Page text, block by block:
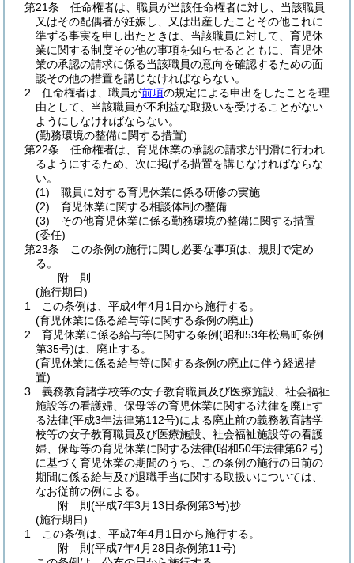
第21条
任命権者は、職員が当該任命権者に対し、当該職員
又はその配偶者が妊娠し、又は出産したことその他これに
準ずる事実を申し出たときは、当該職員に対して、育児休
業に関する制度その他の事項を知らせるとともに、育児休
業の承認の請求に係る当該職員の意向を確認するための面
談その他の措置を講じなければならない。
2
任命権者は、職員が前項の規定による申出をしたことを理
由として、当該職員が不利益な取扱いを受けることがない
ようにしなければならない。
(勤務環境の整備に関する措置)
第22条
任命権者は、育児休業の承認の請求が円滑に行われ
るようにするため、次に掲げる措置を講じなければならな
い。
(1)
職員に対する育児休業に係る研修の実施
(2)
育児休業に関する相談体制の整備
(3)
その他育児休業に係る勤務環境の整備に関する措置
(委任)
第23条
この条例の施行に関し必要な事項は、規則で定め
る。
附 則
(施行期日)
1
この条例は、平成4年4月1日から施行する。
(育児休業に係る給与等に関する条例の廃止)
2
育児休業に係る給与等に関する条例(昭和53年松島町条例
第35号)は、廃止する。
(育児休業に係る給与等に関する条例の廃止に伴う経過措
置)
3
義務教育諸学校等の女子教育職員及び医療施設、社会福祉
施設等の看護婦、保母等の育児休業に関する法律を廃止す
る法律(平成3年法律第112号)による廃止前の義務教育諸学
校等の女子教育職員及び医療施設、社会福祉施設等の看護
婦、保母等の育児休業に関する法律(昭和50年法律第62号)
に基づく育児休業の期間のうち、この条例の施行の日前の
期間に係る給与及び退職手当に関する取扱いについては、
なお従前の例による。
附 則(平成7年3月13日条例第3号)抄
(施行期日)
1
この条例は、平成7年4月1日から施行する。
附 則(平成7年4月28日条例第11号)